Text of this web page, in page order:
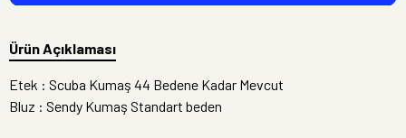
Ürün Açıklaması
Etek : Scuba Kumaş 44 Bedene Kadar Mevcut
Bluz : Sendy Kumaş Standart beden